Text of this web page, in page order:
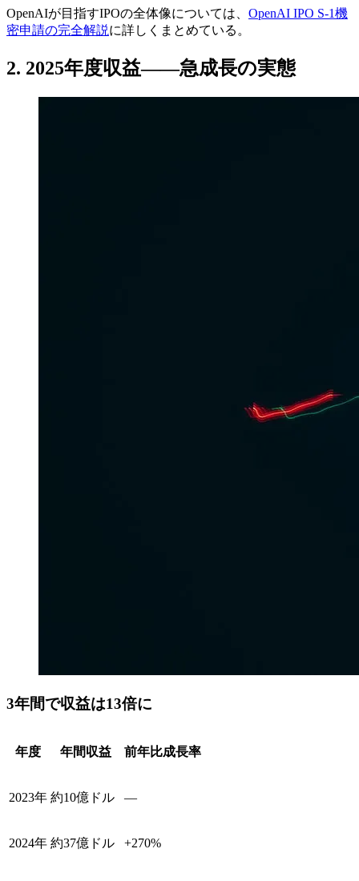
OpenAIが目指すIPOの全体像については、 OpenAI IPO S-1機
密申請の完全解説に詳しくまとめている。
2. 2025年度収益——急成長の実態
3年間で収益は13倍に
年度 年間収益 前年比成長率
2023年 約10億ドル —
2024年 約37億ドル +270%